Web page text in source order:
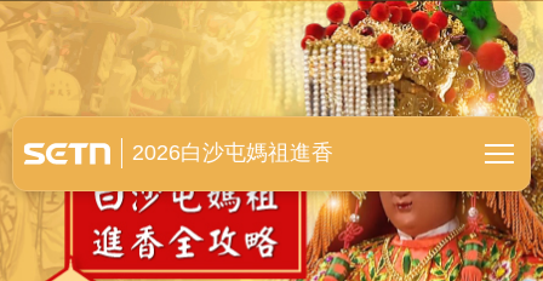
白沙屯媽祖進香全紀錄
2026白沙屯媽祖進香